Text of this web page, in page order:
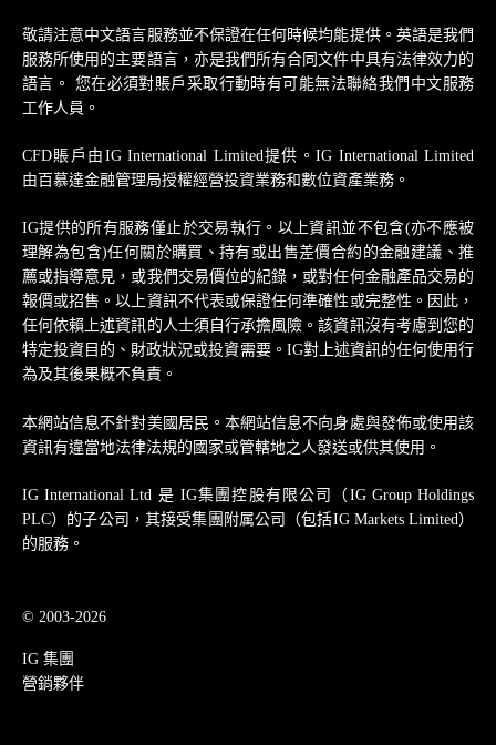
敬請注意中文語言服務並不保證在任何時候均能提供。英語是我們
服務所使用的主要語言，亦是我們所有合同文件中具有法律效力的
語言。 您在必須對賬戶采取行動時有可能無法聯絡我們中文服務
工作人員。
CFD賬戶由IG International Limited提供。IG International Limited
由百慕達金融管理局授權經營投資業務和數位資產業務。
IG提供的所有服務僅止於交易執行。以上資訊並不包含(亦不應被
理解為包含)任何關於購買、持有或出售差價合約的金融建議、推
薦或指導意見，或我們交易價位的紀錄，或對任何金融產品交易的
報價或招售。以上資訊不代表或保證任何準確性或完整性。因此，
任何依賴上述資訊的人士須自行承擔風險。該資訊沒有考慮到您的
特定投資目的、財政狀況或投資需要。IG對上述資訊的任何使用行
為及其後果概不負責。
本網站信息不針對美國居民。本網站信息不向身處與發佈或使用該
資訊有違當地法律法規的國家或管轄地之人發送或供其使用。
IG International Ltd 是 IG集團控股有限公司（IG Group Holdings
PLC）的子公司，其接受集團附属公司（包括IG Markets Limited）
的服務。
© 2003-2026
IG 集團
營銷夥伴